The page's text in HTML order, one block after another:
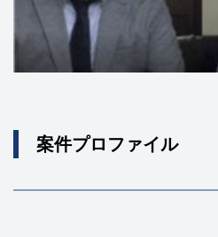
案件プロファイル